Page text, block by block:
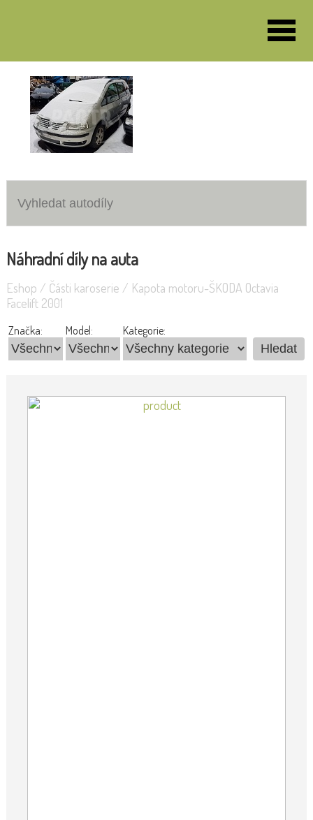
Náhradní díly na auta
Eshop / Části karoserie / Kapota motoru-ŠKODA Octavia
Facelift 2001
Značka: Model: Kategorie: